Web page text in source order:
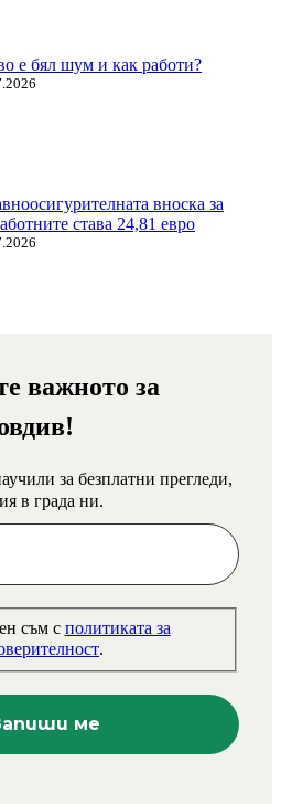
е бял шум и как работи?
вноска за
става 24,81 евро
важното за
за безплатни прегледи,
в града ни.
съм с политиката за
.